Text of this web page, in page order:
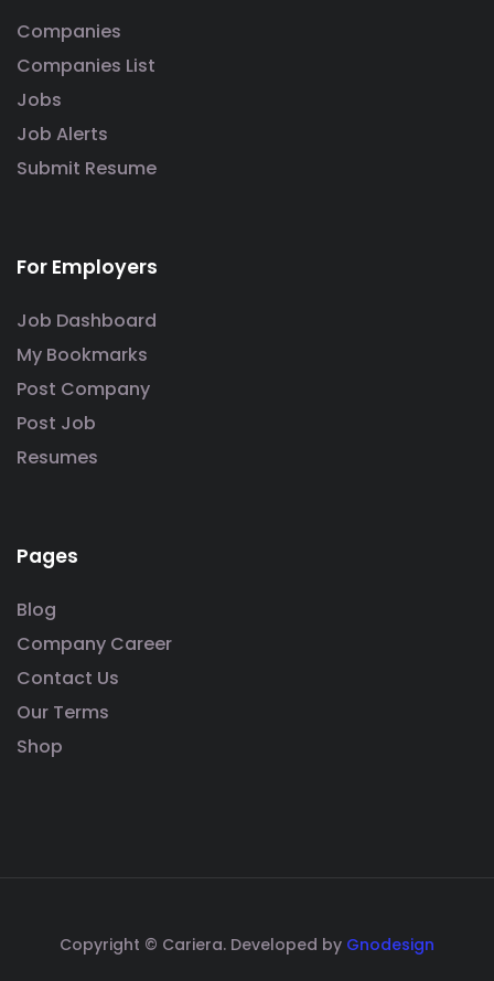
Companies
Companies List
Jobs
Job Alerts
Submit Resume
For Employers
Job Dashboard
My Bookmarks
Post Company
Post Job
Resumes
Pages
Blog
Company Career
Contact Us
Our Terms
Shop
Copyright © Cariera. Developed by Gnodesign